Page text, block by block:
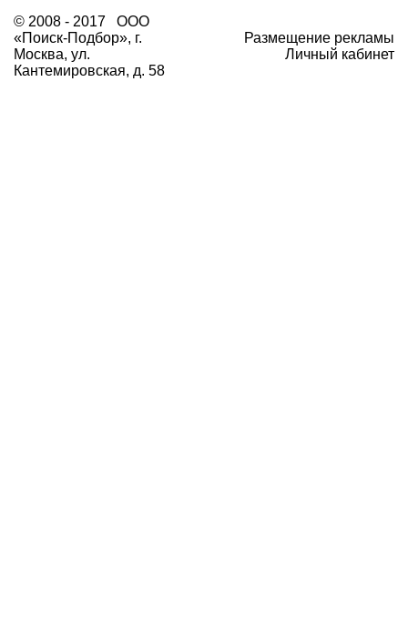
© 2008 - 2017 ООО
«Поиск-Подбор», г.
Москва, ул.
Кантемировская, д. 58
Размещение рекламы
Личный кабинет